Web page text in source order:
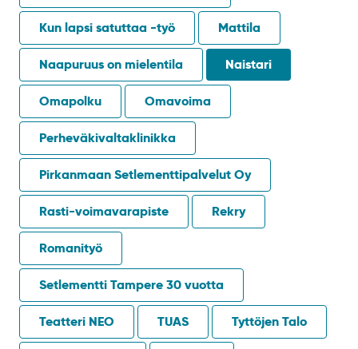
Kun lapsi satuttaa -työ Mattila
Naapuruus on mielentila Naistari
Omapolku Omavoima
Perheväkivaltaklinikka
Pirkanmaan Setlementtipalvelut Oy
Rasti-voimavarapiste Rekry
Romanityö
Setlementti Tampere 30 vuotta
Teatteri NEO TUAS Tyttöjen Talo